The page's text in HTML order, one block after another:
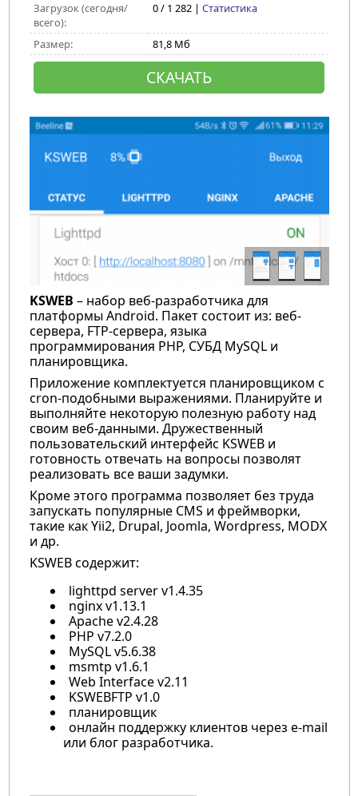
Загрузок (сегодня/
всего):
0 / 1 282 | Статистика
Размер: 81,8 Мб
СКАЧАТЬ
KSWEB – набор веб-разработчика для
платформы Android. Пакет состоит из: веб-
сервера, FTP-сервера, языка
программирования PHP, СУБД MySQL и
планировщика.
Приложение комплектуется планировщиком с
cron-подобными выражениями. Планируйте и
выполняйте некоторую полезную работу над
своим веб-данными. Дружественный
пользовательский интерфейс KSWEB и
готовность отвечать на вопросы позволят
реализовать все ваши задумки.
Кроме этого программа позволяет без труда
запускать популярные CMS и фреймворки,
такие как Yii2, Drupal, Joomla, Wordpress, MODX
и др.
KSWEB содержит:
lighttpd server v1.4.35
nginx v1.13.1
Apache v2.4.28
PHP v7.2.0
MySQL v5.6.38
msmtp v1.6.1
Web Interface v2.11
KSWEBFTP v1.0
планировщик
онлайн поддержку клиентов через e-mail
или блог разработчика.